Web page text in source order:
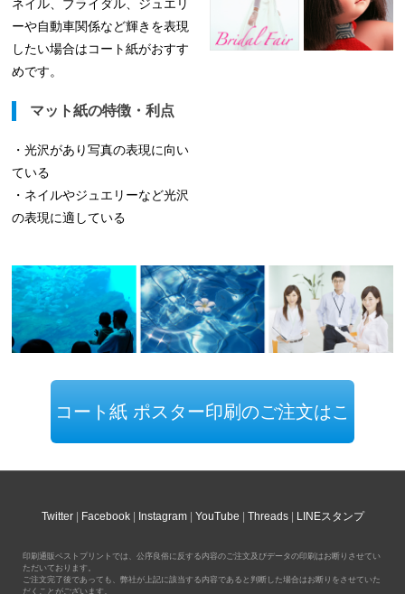
ネイル、ブライダル、ジュエリ
ーや自動車関係など輝きを表現
したい場合はコート紙がおすす
めです。
マット紙の特徴・利点
・光沢があり写真の表現に向い
ている
・ネイルやジュエリーなど光沢
の表現に適している
コート紙 ポスター印刷のご注文はこ
ちら
Twitter Facebook Instagram YouTube Threads LINEスタンプ
印刷通販ベストプリントでは、公序良俗に反する内容のご注文及びデータの印刷はお断りさせてい
ただいております。
ご注文完了後であっても、弊社が上記に該当する内容であると判断した場合はお断りをさせていた
だくことがございます。